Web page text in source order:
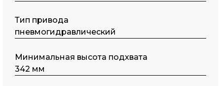
Тип пpивода
пневмогидравлический
Минимальная высота подхвата
342 мм